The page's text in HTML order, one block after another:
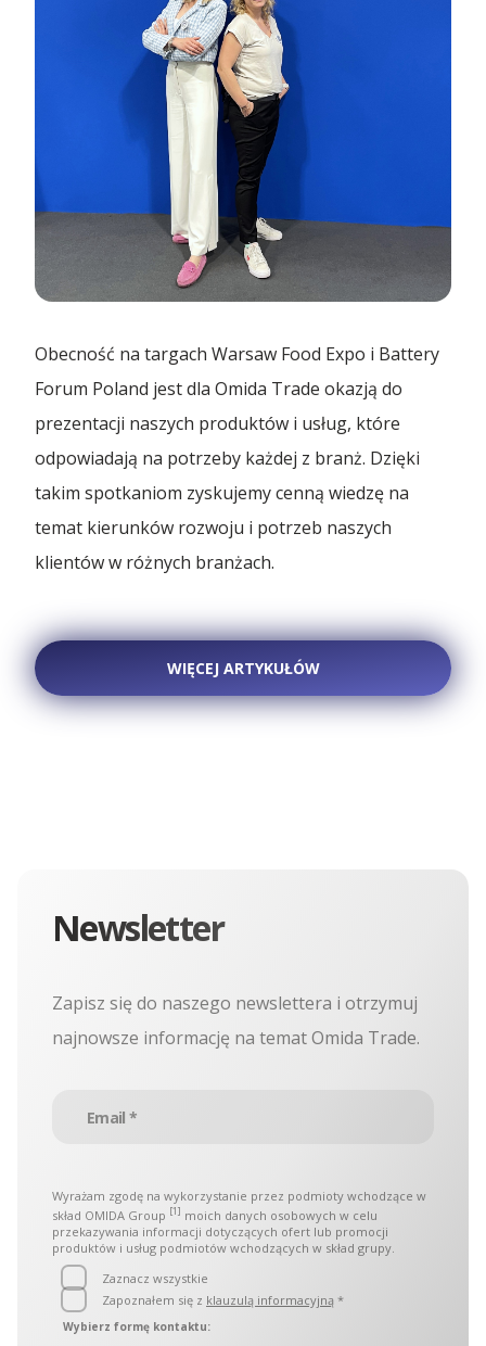
Obecność na targach Warsaw Food Expo i Battery
Forum Poland jest dla Omida Trade okazją do
prezentacji naszych produktów i usług, które
odpowiadają na potrzeby każdej z branż. Dzięki
takim spotkaniom zyskujemy cenną wiedzę na
temat kierunków rozwoju i potrzeb naszych
klientów w różnych branżach.
WIĘCEJ ARTYKUŁÓW
Newsletter
Zapisz się do naszego newslettera i otrzymuj
najnowsze informację na temat Omida Trade.
Wyrażam zgodę na wykorzystanie przez podmioty wchodzące w
skład OMIDA Group [1] moich danych osobowych w celu
przekazywania informacji dotyczących ofert lub promocji
produktów i usług podmiotów wchodzących w skład grupy.
Zaznacz wszystkie
Zapoznałem się z klauzulą informacyjną *
Wybierz formę kontaktu: